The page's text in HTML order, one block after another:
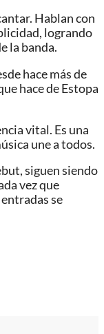
Hablan con
logrando
la banda.
hace más de
hace de Estopa
vital. Es una
une a todos.
siguen siendo
vez que
se